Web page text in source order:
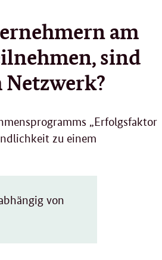
am
sind
„Erfolgsfaktor
zu einem
von